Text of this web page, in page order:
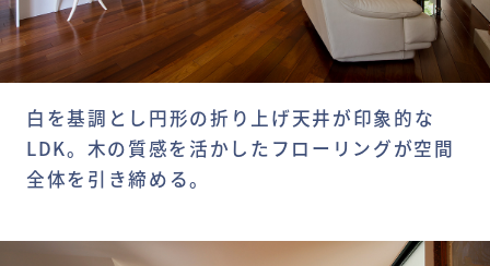
白を基調とし円形の折り上げ天井が印象的な
LDK。木の質感を活かしたフローリングが空間
全体を引き締める。